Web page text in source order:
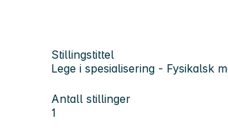
Stillingstittel
Lege i spesialisering - Fysikalsk
Antall stillinger
1